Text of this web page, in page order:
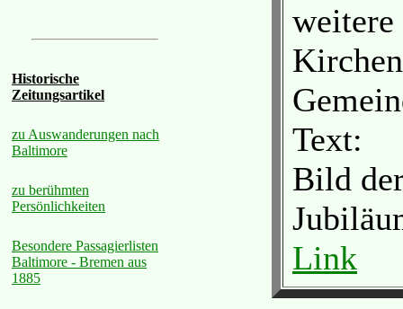
Historische
Zeitungsartikel
zu Auswanderungen nach
Baltimore
zu berühmten
Persönlichkeiten
Besondere Passagierlisten
Baltimore - Bremen aus
1885
weitere
Text:
Bild
Link